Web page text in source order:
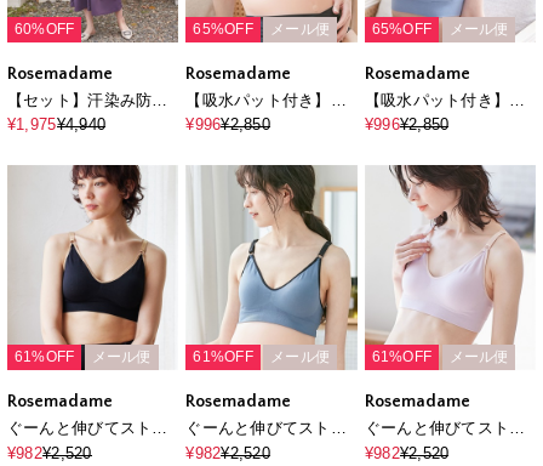
60%OFF
Rosemadame
【セット】汗染み防止
加工トップス＆接触冷
ニティ&授乳服）
¥1,975¥4,940
65%OFF メール便
Rosemadame
【吸水パット付き】ド
ットレース マタニティ
¥996¥2,850
65%OFF メール便
Rosemadame
【吸水パット付き】ド
ットレース マタニティ
¥996¥2,850
61%OFF メール便
Rosemadame
ぐーんと伸びてストレ
スフリー シームレス成
¥982¥2,520
61%OFF メール便
Rosemadame
ぐーんと伸びてストレ
スフリー シームレス成
¥982¥2,520
61%OFF メール便
Rosemadame
ぐーんと伸びてストレ
スフリー シームレス成
¥982¥2,520